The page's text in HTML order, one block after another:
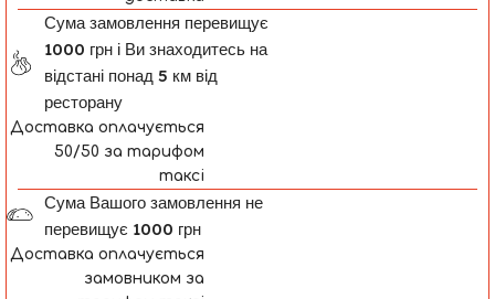
Сума замовлення перевищує
1000 грн і Ви знаходитесь на
відстані понад 5 км від
ресторану
Доставка оплачується
50/50 за тарифом
таксі
Сума Вашого замовлення не
перевищує 1000 грн
Доставка оплачується
замовником за